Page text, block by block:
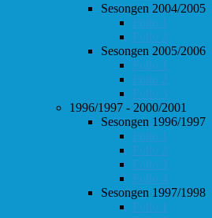
Sesongen 2004/2005
Follo 1
Follo 2
Sesongen 2005/2006
Follo 1
Follo 2
Follo 3
1996/1997 - 2000/2001
Sesongen 1996/1997
Follo 1
Follo 2
Follo 3
Follo 4
Sesongen 1997/1998
Follo 1